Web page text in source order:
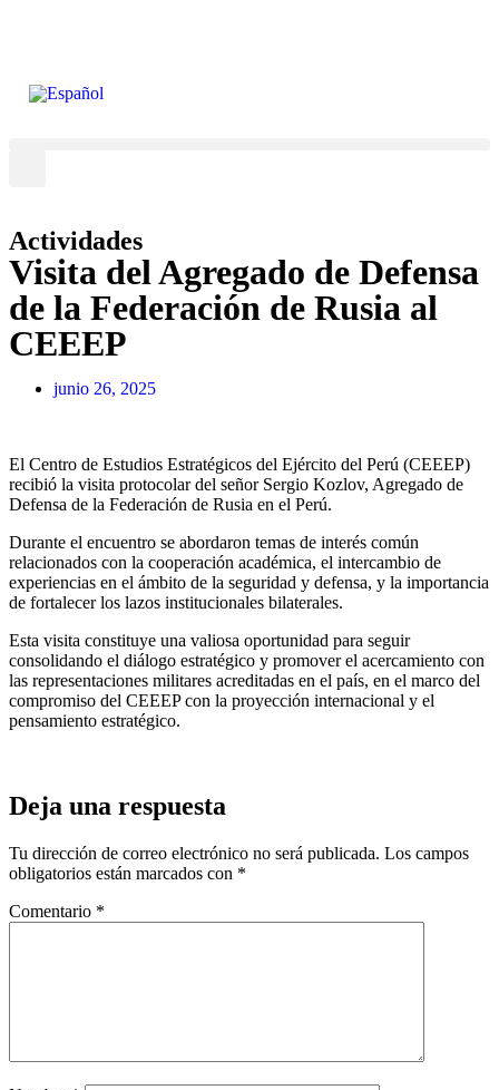
Actividades
Visita del Agregado de Defensa
de la Federación de Rusia al
CEEEP
junio 26, 2025
El Centro de Estudios Estratégicos del Ejército del Perú (CEEEP)
recibió la visita protocolar del señor Sergio Kozlov, Agregado de
Defensa de la Federación de Rusia en el Perú.
Durante el encuentro se abordaron temas de interés común
relacionados con la cooperación académica, el intercambio de
experiencias en el ámbito de la seguridad y defensa, y la importancia
de fortalecer los lazos institucionales bilaterales.
Esta visita constituye una valiosa oportunidad para seguir
consolidando el diálogo estratégico y promover el acercamiento con
las representaciones militares acreditadas en el país, en el marco del
compromiso del CEEEP con la proyección internacional y el
pensamiento estratégico.
Deja una respuesta
Tu dirección de correo electrónico no será publicada. Los campos
obligatorios están marcados con *
Comentario *